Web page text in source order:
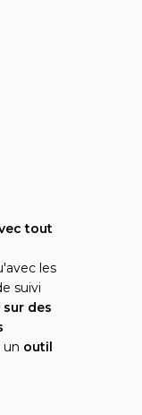
tout
les
suivi
sur des
un outil